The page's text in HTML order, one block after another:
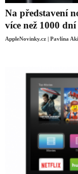
Na představení
více než 1000 dní
AppleNovinky.cz | Pavlína